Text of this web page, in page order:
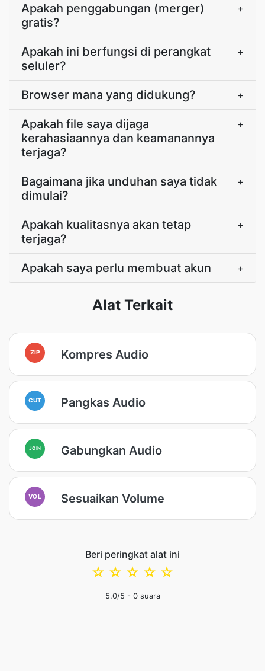
Apakah penggabungan (merger)
gratis?
+
Apakah ini berfungsi di perangkat
seluler?
+
Browser mana yang didukung? +
Apakah file saya dijaga
kerahasiaannya dan keamanannya
terjaga?
+
Bagaimana jika unduhan saya tidak
dimulai?
+
Apakah kualitasnya akan tetap
terjaga?
+
Apakah saya perlu membuat akun +
Alat Terkait
ZIP Kompres Audio
CUT Pangkas Audio
JOIN Gabungkan Audio
VOL Sesuaikan Volume
Beri peringkat alat ini
☆
☆
☆
☆
☆
5.0/5 - 0suara